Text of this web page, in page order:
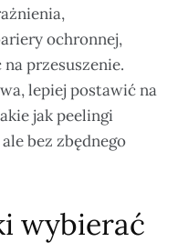
ochronnej,
przesuszenie.
lepiej postawić na
jak peelingi
bez zbędnego
wybierać